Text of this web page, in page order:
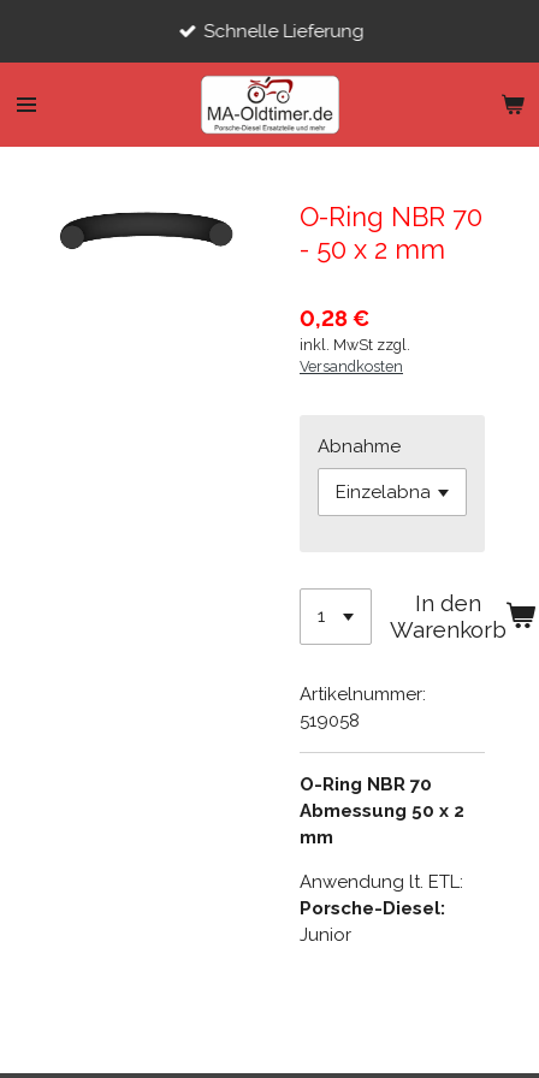
Schnelle Lieferung
O-Ring NBR 70
- 50 x 2 mm
0,28 €
inkl. MwSt zzgl.
Versandkosten
Abnahme
In den
Warenkorb
Artikelnummer:
519058
O-Ring NBR 70
Abmessung 50 x 2
mm
Anwendung lt. ETL:
Porsche-Diesel:
Junior